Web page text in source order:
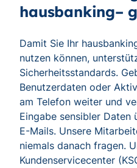
hausbanking–
Damit Sie Ihr
nutzen können,
Sicherheitsstandards.
Benutzerdaten oder
am Telefon weiter und
Eingabe sensibler Daten
E-Mails. Unsere
niemals danach fragen.
Kundenservicecenter